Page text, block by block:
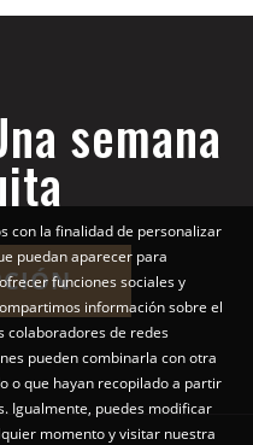
semana
con la finalidad de personalizar
puedan aparecer para
funciones sociales y
información sobre el
colaboradores de redes
pueden combinarla con otra
o que hayan recopilado a partir
Igualmente, puedes modificar
momento y visitar nuestra